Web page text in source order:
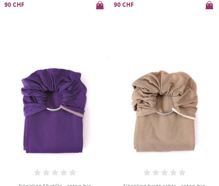
90 CHF 90 CHF